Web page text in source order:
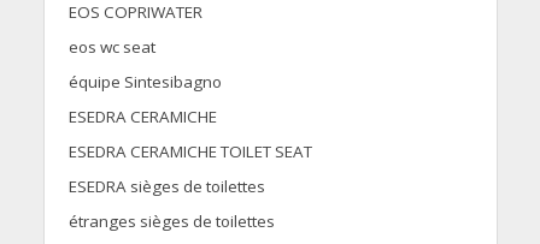
EOS COPRIWATER
eos wc seat
équipe Sintesibagno
ESEDRA CERAMICHE
ESEDRA CERAMICHE TOILET SEAT
ESEDRA sièges de toilettes
étranges sièges de toilettes